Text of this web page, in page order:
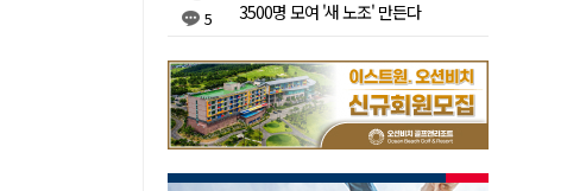
5
3500명 모여 '새 노조' 만든다